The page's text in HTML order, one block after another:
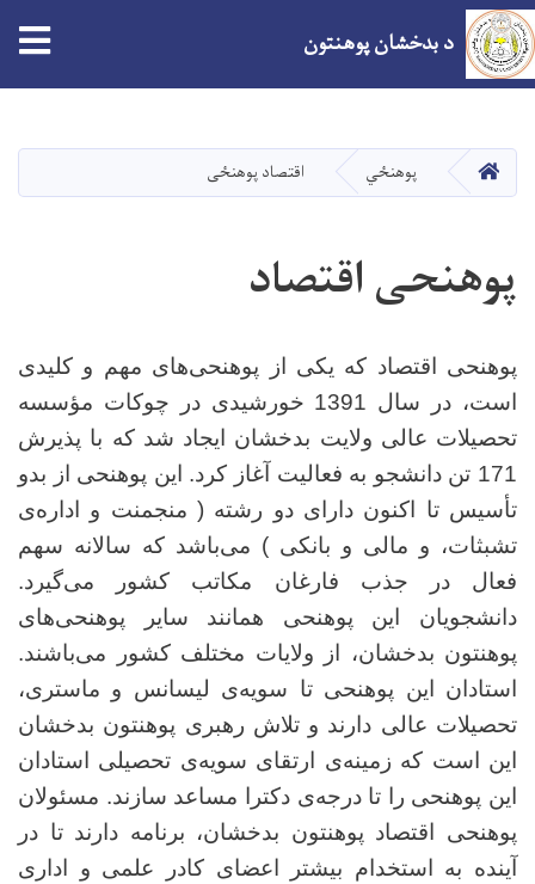
دانګل
د بدخشان پوهنتون
کور پوهنځي اقتصاد پوهنځی
پوهنحی اقتصاد
پوهنحی اقتصاد که یکی از پوهنحی‌های مهم و کلیدی
است، در سال 1391 خورشیدی در چوکات مؤسسه
تحصیلات عالی ولایت بدخشان ایجاد شد که با پذیرش
171 تن دانشجو به فعالیت آغاز کرد. این پوهنحی از بدو
تأسیس تا اکنون دارای دو رشته ( منجمنت و اداره‌ی
تشبثات، و مالی و بانکی ) می‌باشد که سالانه سهم
فعال در جذب فارغان مکاتب کشور می‌گیرد.
دانشجویان این پوهنحی همانند سایر پوهنحی‌های
پوهنتون بدخشان، از ولایات مختلف کشور می‌باشند.
استادان این پوهنحی تا سویه‌ی لیسانس و ماستری،
تحصیلات عالی دارند و تلاش رهبری پوهنتون بدخشان
این است که زمینه‌ی ارتقای سویه‌ی تحصیلی استادان
این پوهنحی را تا درجه‌ی دکترا مساعد سازند. مسئولان
پوهنحی اقتصاد پوهنتون بدخشان، برنامه دارند تا در
آینده به استخدام بیشتر اعضای کادر علمی و اداری